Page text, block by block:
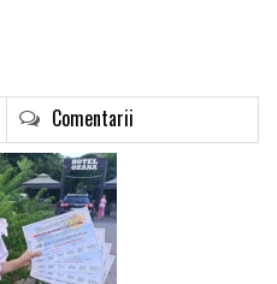
Comentarii